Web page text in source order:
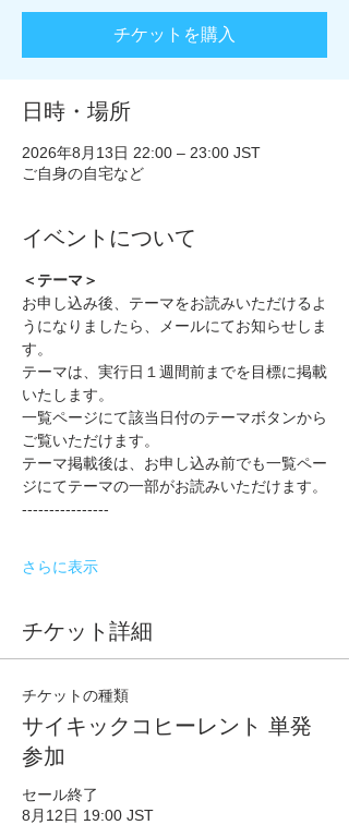
チケットを購入
日時・場所
2026年8月13日 22:00 – 23:00 JST
ご自身の自宅など
イベントについて
＜テーマ＞
お申し込み後、テーマをお読みいただけるよ
うになりましたら、メールにてお知らせしま
す。
テーマは、実行日１週間前までを目標に掲載
いたします。
一覧ページにて該当日付のテーマボタンから
ご覧いただけます。
テーマ掲載後は、お申し込み前でも一覧ペー
ジにてテーマの一部がお読みいただけます。
----------------
さらに表示
チケット詳細
チケットの種類
サイキックコヒーレント 単発
参加
セール終了
8月12日 19:00 JST